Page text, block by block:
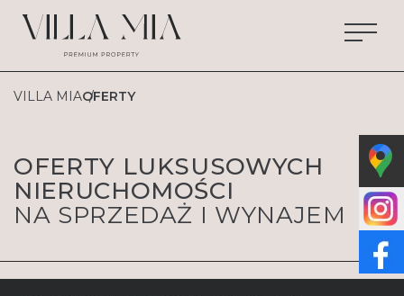
VILLA MIAOFERTY
OFERTY LUKSUSOWYCH
NIERUCHOMOŚCI
NA SPRZEDAŻ I WYNAJEM